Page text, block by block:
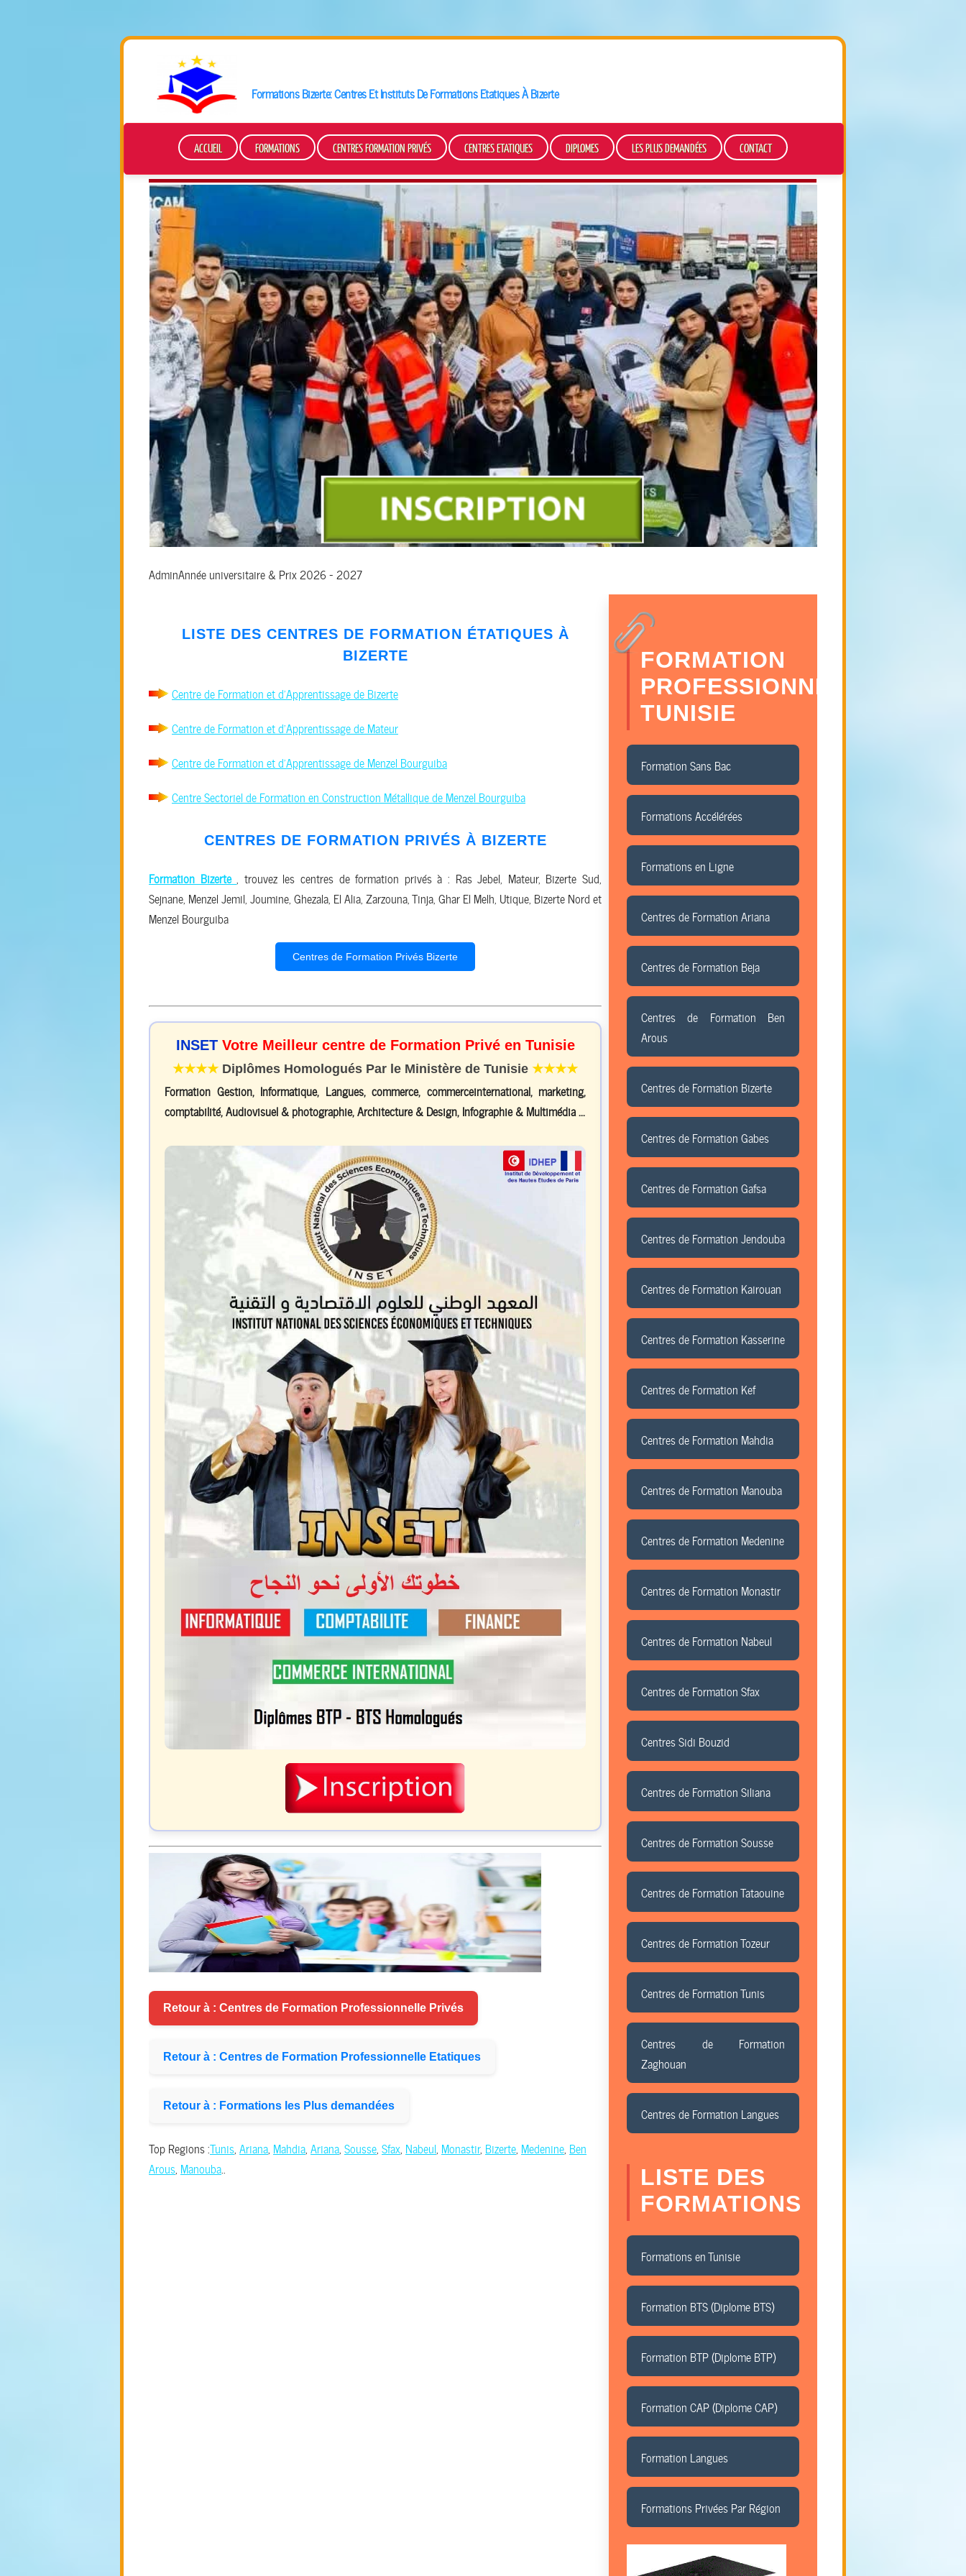
FormationsBizerte: Centres Et Instituts De Formations Etatiques À Bizerte
ACCUEIL FORMATIONS CENTRES FORMATION PRIVÉS CENTRES ETATIQUES DIPLOMES LES PLUS DEMANDÉES CONTACT
AdminAnnée universitaire & Prix 2026 - 2027
FORMATION
PROFESSIONNELLE
TUNISIE
Formation Sans Bac
Formations Accélérées
Formations en Ligne
Centres de Formation Ariana
Centres de Formation Beja
Centres de Formation Ben
Arous
Centres de Formation Bizerte
Centres de Formation Gabes
Centres de Formation Gafsa
Centres de Formation Jendouba
Centres de Formation Kairouan
Centres de Formation Kasserine
Centres de Formation Kef
Centres de Formation Mahdia
Centres de Formation Manouba
Centres de Formation Medenine
Centres de Formation Monastir
Centres de Formation Nabeul
Centres de Formation Sfax
Centres Sidi Bouzid
Centres de Formation Siliana
Centres de Formation Sousse
Centres de Formation Tataouine
Centres de Formation Tozeur
Centres de Formation Tunis
Centres de Formation
Zaghouan
Centres de Formation Langues
LISTE DES
FORMATIONS
Formations en Tunisie
Formation BTS (Diplome BTS)
Formation BTP (Diplome BTP)
Formation CAP (Diplome CAP)
Formation Langues
Formations Privées Par Région
LISTE DES CENTRES DE FORMATION ÉTATIQUES À
BIZERTE
Centre de Formation et d'Apprentissage de Bizerte
Centre de Formation et d'Apprentissage de Mateur
Centre de Formation et d'Apprentissage de Menzel Bourguiba
Centre Sectoriel de Formation en Construction Métallique de Menzel Bourguiba
CENTRES DE FORMATION PRIVÉS À BIZERTE
Formation Bizerte
, trouvez les centres de formation privés à : Ras Jebel, Mateur, Bizerte Sud,
Sejnane, Menzel Jemil, Joumine, Ghezala, El Alia, Zarzouna, Tinja, Ghar El Melh, Utique, Bizerte Nord et
Menzel Bourguiba
Centres de Formation Privés Bizerte
INSET Votre Meilleur centre de Formation Privé en Tunisie
★★★★ Diplômes Homologués Par le Ministère de Tunisie ★★★★
Formation Gestion, Informatique, Langues, commerce, commerceinternational, marketing,
comptabilité, Audiovisuel & photographie, Architecture & Design, Infographie & Multimédia ...
Retour à : Centres de Formation Professionnelle Privés
Retour à : Centres de Formation Professionnelle Etatiques
Retour à : Formations les Plus demandées
Top Regions :Tunis Ariana Mahdia Ariana Sousse Sfax Nabeul Monastir, Bizerte Medenine Ben
Arous Manouba